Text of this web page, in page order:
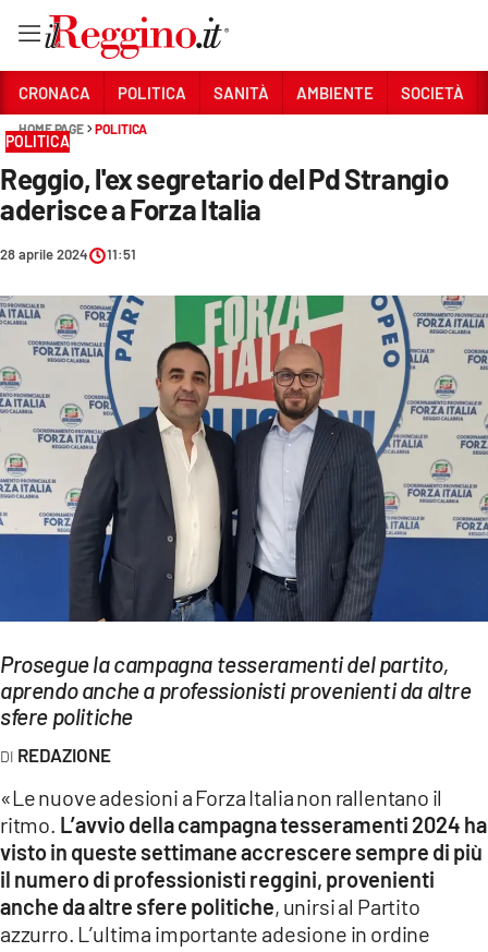
Sezioni
CRONACA
AMBIENTE
CULTURA
ECONOMIA E LAVORO
EVENTI
Streaming
LAC TV
LAC NETWORK
LAC ONAIR
Network
LACPLAY.IT
LACTV.IT
CRONACA POLITICA SANITÀ AMBIENTE SOCIETÀ
HOME PAGE POLITICA
POLITICA
Reggio, l'ex segretario del Pd Strangio
aderisce a Forza Italia
28 aprile 2024 11:51
Prosegue la campagna tesseramenti del partito,
aprendo anche a professionisti provenienti da altre
sfere politiche
REDAZIONE
«Le nuove adesioni a Forza Italia non rallentano il
ritmo. L’avvio della campagna tesseramenti 2024 ha
visto in queste settimane accrescere sempre di più
il numero di professionisti reggini, provenienti
anche da altre sfere politiche, unirsi al Partito
azzurro. L’ultima importante adesione in ordine